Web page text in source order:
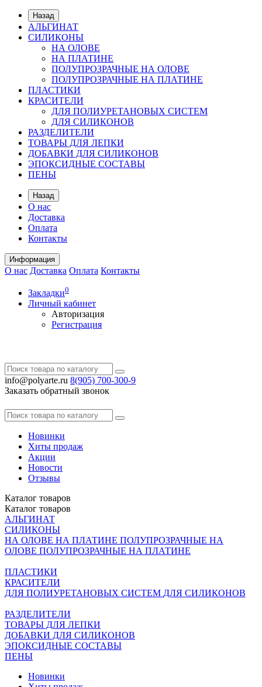
Назад
АЛЬГИНАТ
СИЛИКОНЫ
НА ОЛОВЕ
НА ПЛАТИНЕ
ПОЛУПРОЗРАЧНЫЕ НА ОЛОВЕ
ПОЛУПРОЗРАЧНЫЕ НА ПЛАТИНЕ
ПЛАСТИКИ
КРАСИТЕЛИ
ДЛЯ ПОЛИУРЕТАНОВЫХ СИСТЕМ
ДЛЯ СИЛИКОНОВ
РАЗДЕЛИТЕЛИ
ТОВАРЫ ДЛЯ ЛЕПКИ
ДОБАВКИ ДЛЯ СИЛИКОНОВ
ЭПОКСИДНЫЕ СОСТАВЫ
ПЕНЫ
Назад
О нас
Доставка
Оплата
Контакты
Информация
О нас Доставка Оплата Контакты
Закладки0
Личный кабинет
Авторизация
Регистрация
info@polyarte.ru 8(905) 700-300-9
Заказать обратный звонок
Новинки
Хиты продаж
Акции
Новости
Отзывы
Каталог товаров
Каталог товаров
АЛЬГИНАТ
СИЛИКОНЫ
НА ОЛОВЕ НА ПЛАТИНЕ ПОЛУПРОЗРАЧНЫЕ НА
ОЛОВЕ ПОЛУПРОЗРАЧНЫЕ НА ПЛАТИНЕ
ПЛАСТИКИ
КРАСИТЕЛИ
ДЛЯ ПОЛИУРЕТАНОВЫХ СИСТЕМ ДЛЯ СИЛИКОНОВ
РАЗДЕЛИТЕЛИ
ТОВАРЫ ДЛЯ ЛЕПКИ
ДОБАВКИ ДЛЯ СИЛИКОНОВ
ЭПОКСИДНЫЕ СОСТАВЫ
ПЕНЫ
Новинки